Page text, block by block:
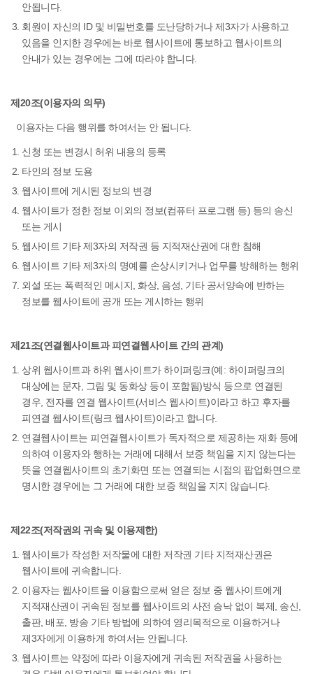
안됩니다.
회원이 자신의 ID 및 비밀번호를 도난당하거나 제3자가 사용하고
있음을 인지한 경우에는 바로 웹사이트에 통보하고 웹사이트의
안내가 있는 경우에는 그에 따라야 합니다.
제20조(이용자의 의무)
이용자는 다음 행위를 하여서는 안 됩니다.
신청 또는 변경시 허위 내용의 등록
타인의 정보 도용
웹사이트에 게시된 정보의 변경
웹사이트가 정한 정보 이외의 정보(컴퓨터 프로그램 등) 등의 송신
또는 게시
웹사이트 기타 제3자의 저작권 등 지적재산권에 대한 침해
웹사이트 기타 제3자의 명예를 손상시키거나 업무를 방해하는 행위
외설 또는 폭력적인 메시지, 화상, 음성, 기타 공서양속에 반하는
정보를 웹사이트에 공개 또는 게시하는 행위
제21조(연결웹사이트과 피연결웹사이트 간의 관계)
상위 웹사이트과 하위 웹사이트가 하이퍼링크(예: 하이퍼링크의
대상에는 문자, 그림 및 동화상 등이 포함됨)방식 등으로 연결된
경우, 전자를 연결 웹사이트(서비스 웹사이트)이라고 하고 후자를
피연결 웹사이트(링크 웹사이트)이라고 합니다.
연결웹사이트는 피연결웹사이트가 독자적으로 제공하는 재화 등에
의하여 이용자와 행하는 거래에 대해서 보증 책임을 지지 않는다는
뜻을 연결웹사이트의 초기화면 또는 연결되는 시점의 팝업화면으로
명시한 경우에는 그 거래에 대한 보증 책임을 지지 않습니다.
제22조(저작권의 귀속 및 이용제한)
웹사이트가 작성한 저작물에 대한 저작권 기타 지적재산권은
웹사이트에 귀속합니다.
이용자는 웹사이트을 이용함으로써 얻은 정보 중 웹사이트에게
지적재산권이 귀속된 정보를 웹사이트의 사전 승낙 없이 복제, 송신,
출판, 배포, 방송 기타 방법에 의하여 영리목적으로 이용하거나
제3자에게 이용하게 하여서는 안됩니다.
웹사이트는 약정에 따라 이용자에게 귀속된 저작권을 사용하는